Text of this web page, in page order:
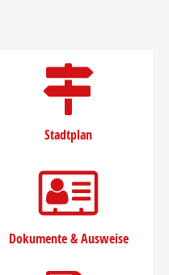
Stadtplan
Dokumente & Ausweise